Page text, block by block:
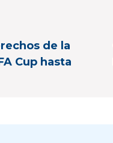
de la
Cup hasta